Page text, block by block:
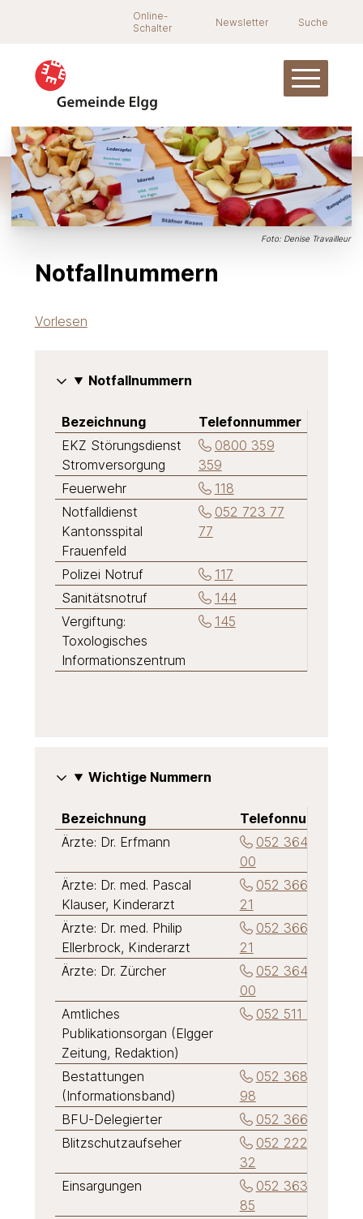
Navigieren in Elgg
SchnellnavigationOnline-
Schalter
Newsletter Suche
Foto: Denise Travailleur
Notfallnummern
Vorlesen
Notfallnummern
Bezeichnung
Telefonnummer
EKZ Störungsdienst
Stromversorgung
0800 359
359
Feuerwehr
118
Notfalldienst
Kantonsspital
Frauenfeld
052 723 77
77
Polizei Notruf
117
Sanitätsnotruf
144
Vergiftung:
Toxologisches
Informationszentrum
145
Wichtige Nummern
Bezeichnung
Telefonnummer
Ärzte: Dr. Erfmann
052 364 10
00
Ärzte: Dr. med. Pascal
Klauser, Kinderarzt
052 366 12
21
Ärzte: Dr. med. Philip
Ellerbrock, Kinderarzt
052 366 12
21
Ärzte: Dr. Zürcher
052 364 20
00
Amtliches
Publikationsorgan (Elgger
Zeitung, Redaktion)
052 511 27 27
Bestattungen
(Informationsband)
052 368 55
98
BFU-Delegierter
052 366 17 91
Blitzschutzaufseher
052 222 19
32
Einsargungen
052 363 14
85